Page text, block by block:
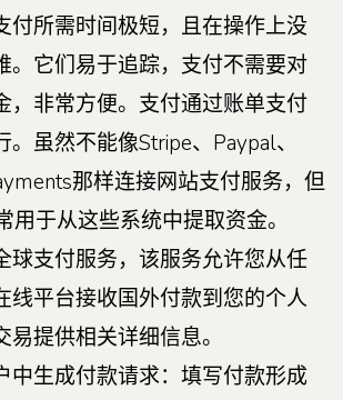
付所需时间极短，且在操作上没
。它们易于追踪，支付不需要对
，非常方便。支付通过账单支付
。虽然不能像Stripe、Paypal、
那样连接网站支付服务，但
用于从这些系统中提取资金。
球支付服务，该服务允许您从任
线平台接收国外付款到您的个人
易提供相关详细信息。
中生成付款请求：填写付款形成